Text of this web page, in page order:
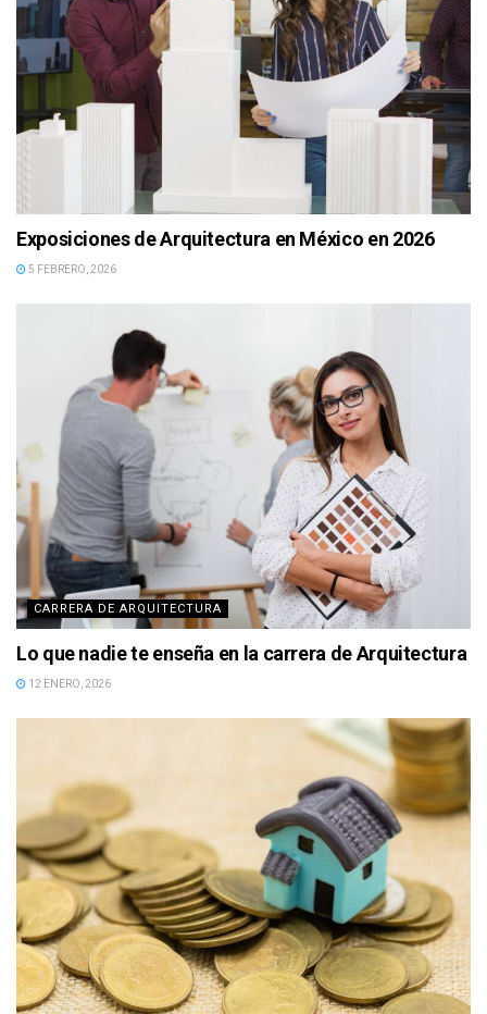
Exposiciones de Arquitectura en México en 2026
5 FEBRERO, 2026
CARRERA DE ARQUITECTURA
Lo que nadie te enseña en la carrera de Arquitectura
12 ENERO, 2026